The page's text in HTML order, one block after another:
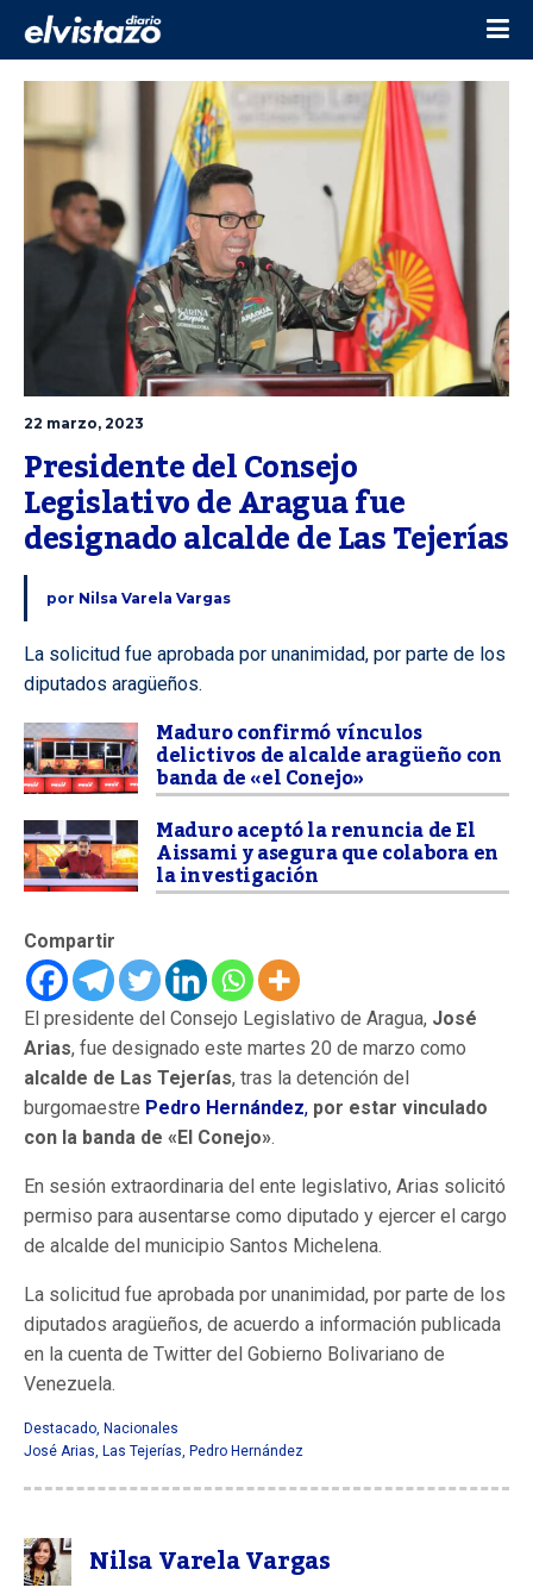
22 marzo, 2023
Presidente del Consejo
Legislativo de Aragua fue
designado alcalde de Las Tejerías
por Nilsa Varela Vargas
La solicitud fue aprobada por unanimidad, por parte de los
diputados aragüeños.
Maduro confirmó vínculos
delictivos de alcalde aragüeño con
banda de «el Conejo»
Maduro aceptó la renuncia de El
Aissami y asegura que colabora en
la investigación
Compartir
El presidente del Consejo Legislativo de Aragua, José
Arias, fue designado este martes 20 de marzo como
alcalde de Las Tejerías, tras la detención del
burgomaestre Pedro Hernández, por estar vinculado
con la banda de «El Conejo».
En sesión extraordinaria del ente legislativo, Arias solicitó
permiso para ausentarse como diputado y ejercer el cargo
de alcalde del municipio Santos Michelena.
La solicitud fue aprobada por unanimidad, por parte de los
diputados aragüeños, de acuerdo a información publicada
en la cuenta de Twitter del Gobierno Bolivariano de
Venezuela.
Destacado, Nacionales
José Arias, Las Tejerías, Pedro Hernández
Nilsa Varela Vargas